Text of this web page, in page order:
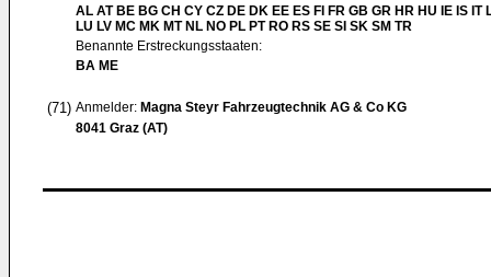
AL AT BE BG CH CY CZ DE DK EE ES FI FR GB GR HR HU IE IS IT
LU LV MC MK MT NL NO PL PT RO RS SE SI SK SM TR
Benannte Erstreckungsstaaten:
BA ME
(71) Anmelder: Magna Steyr Fahrzeugtechnik AG & Co KG
8041 Graz (AT)